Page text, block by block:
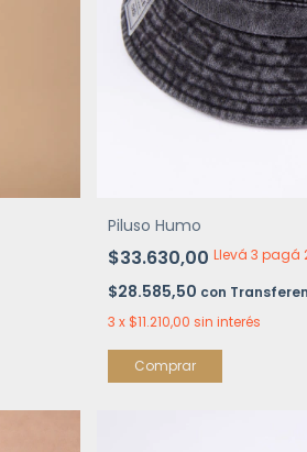
Piluso Humo
$33.630,00 Llevá 3 pagá
$28.585,50 con
3 x $11.210,00 sin interés
Comprar